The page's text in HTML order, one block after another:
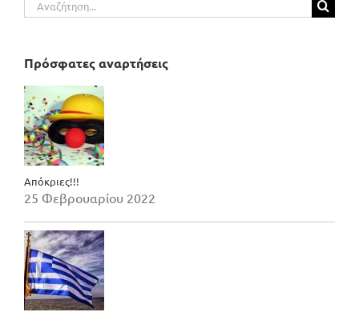
για:
Πρόσφατες αναρτήσεις
Απόκριες!!!
25 Φεβρουαρίου 2022